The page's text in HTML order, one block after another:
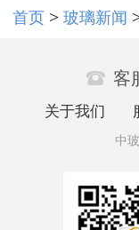
光学分光反
首页 > 玻璃新闻
 客
关于我们
中